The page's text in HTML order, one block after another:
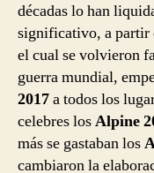
décadas lo han
significativo, a partir
el cual se volvieron
guerra mundial,
2017a todos los
celebres losAlpine
más se gastaban los
cambiaron la